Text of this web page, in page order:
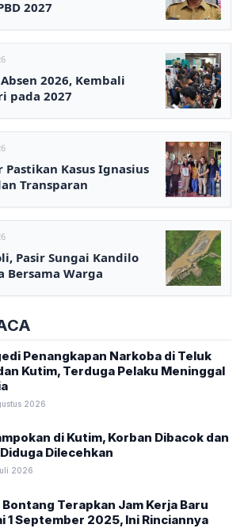
2027
2026, Kembali
pada 2027
Pastikan Kasus Ignasius
Transparan
Pasir Sungai Kandilo
Bersama Warga
Penangkapan Narkoba di Teluk
Kutim, Terduga Pelaku Meninggal
2026
di Kutim, Korban Dibacok dan
Dilecehkan
2026
Bontang Terapkan Jam Kerja Baru
1 September 2025, Ini Rinciannya